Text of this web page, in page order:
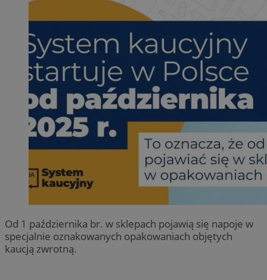
Od 1 października br. w sklepach pojawią się napoje w
specjalnie oznakowanych opakowaniach objętych
kaucją zwrotną.